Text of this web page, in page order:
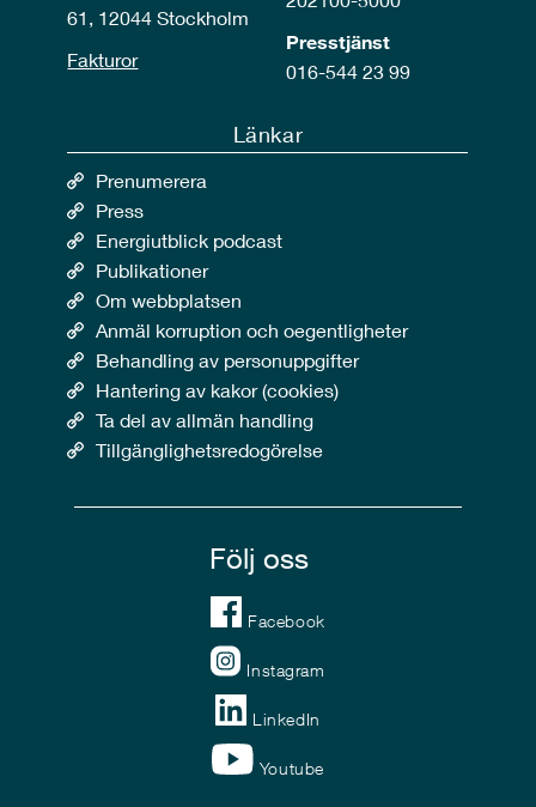
61, 12044 Stockholm
Fakturor
Presstjänst
016-544 23 99
Länkar
Prenumerera
Press
Energiutblick podcast
Publikationer
Om webbplatsen
Anmäl korruption och oegentligheter
Behandling av personuppgifter
Hantering av kakor (cookies)
Ta del av allmän handling
Tillgänglighetsredogörelse
Följ oss
Facebook
Instagram
LinkedIn
Youtube